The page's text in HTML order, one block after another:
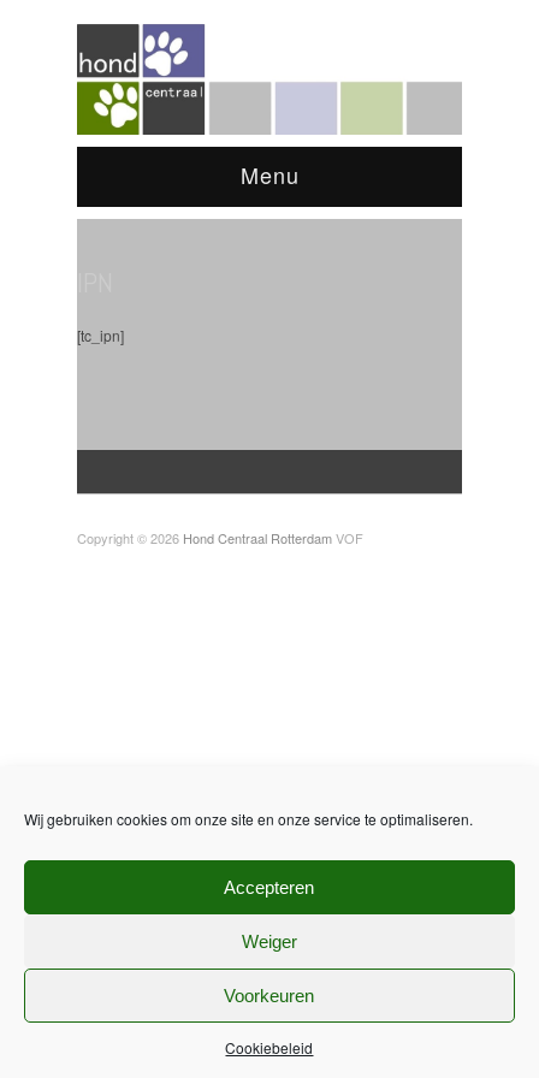
Wij gebruiken cookies om onze site en onze service te optimaliseren.
Accepteren
Weiger
Voorkeuren
Cookiebeleid
Menu
[tc_ipn]
Copyright © 2026 Hond Centraal RotterdamVOF